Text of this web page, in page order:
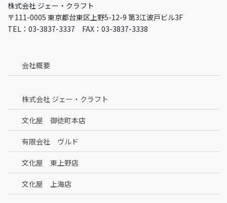
株式会社 ジェー・クラフト
〒111-0005 東京都台東区上野5-12-9 第3江波戸ビル3F
TEL：03-3837-3337 FAX：03-3837-3338
会社概要
株式会社 ジェー・クラフト
文化屋 御徒町本店
有限会社 ヴルド
文化屋 東上野店
文化屋 上海店